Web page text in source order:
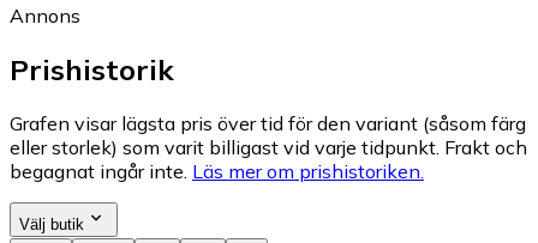
Annons
Prishistorik
Grafen visar lägsta pris över tid för den variant (såsom färg
eller storlek) som varit billigast vid varje tidpunkt. Frakt och
begagnat ingår inte. Läs mer om prishistoriken.
Välj butik